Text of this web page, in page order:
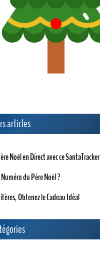
articles
Noël en Direct avec ce SantaTracker
du Père Noël ?
Obtenez le Cadeau Idéal